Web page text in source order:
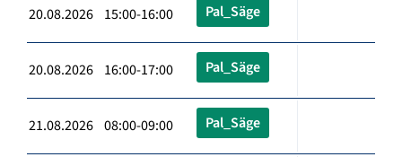
20.08.2026 15:00-16:00 Pal_Säge
20.08.2026 16:00-17:00 Pal_Säge
21.08.2026 08:00-09:00 Pal_Säge